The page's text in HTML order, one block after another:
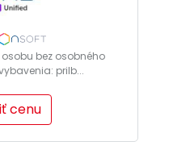
bez osobného
prilb...
cenu